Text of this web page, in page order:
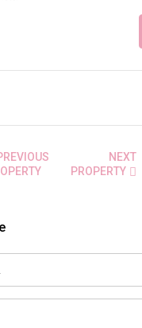
NEXT
PROPERTY